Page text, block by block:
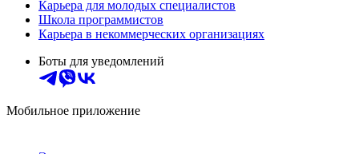
Карьера для молодых специалистов
Школа программистов
Карьера в некоммерческих организациях
Боты для уведомлений
Мобильное приложение